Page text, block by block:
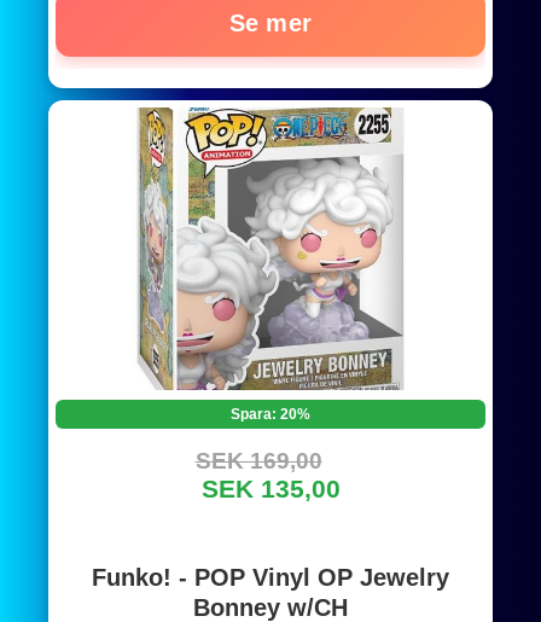
Se mer
Spara: 20%
SEK 169,00
SEK 135,00
Funko! - POP Vinyl OP Jewelry
Bonney w/CH